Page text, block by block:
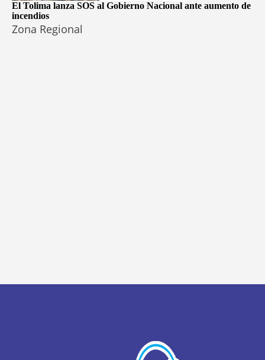
El Tolima lanza SOS al Gobierno Nacional ante aumento de
incendios
Zona Regional